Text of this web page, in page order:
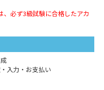
必ず3級試験に合格したアカ
入力・お支払い